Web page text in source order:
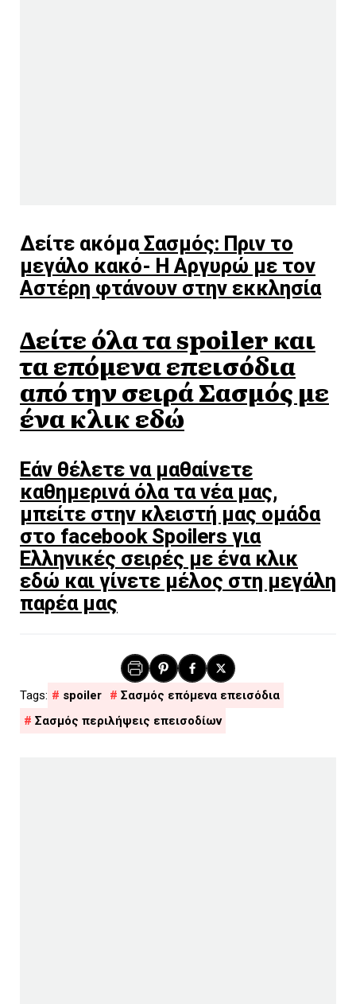
Δείτε ακόμαΣασμός: Πριν το
μεγάλο κακό- Η Αργυρώ με τον
Αστέρη φτάνουν στην εκκλησία
Δείτε όλα τα spoiler και
τα επόμενα επεισόδια
από την σειρά Σασμός με
ένα κλικ εδώ
Εάν θέλετε να μαθαίνετε
καθημερινά όλα τα νέα μας,
μπείτε στην κλειστή μας ομάδα
στο facebook Spoilers για
Ελληνικές σειρές με ένα κλικ
εδώ και γίνετε μέλος στη μεγάλη
παρέα μας
spoiler
Σασμός επόμενα επεισόδια
Σασμός περιλήψεις επεισοδίων